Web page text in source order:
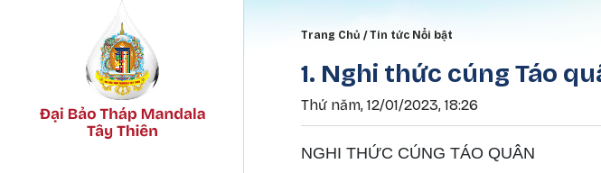
Breadcrumb
Trang Chủ Tin tức Nổi bật
1. Nghi thức cúng Táo
Thứ năm, 12/01/2023, 18:26
NGHI THỨC CÚNG TÁO QUÂN